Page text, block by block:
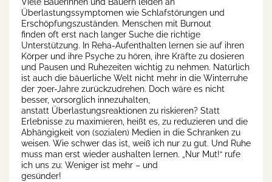
Viele Bäuerinnen und Bauern leiden an
Überlastungssymptomen wie Schlafstörungen und
Erschöpfungszuständen. Menschen mit Burnout
finden oft erst nach langer Suche die richtige
Unterstützung. In Reha-Aufenthalten lernen sie auf ihren
Körper und ihre Psyche zu hören, ihre Kräfte zu dosieren
und Pausen und Ruhezeiten wichtig zu nehmen. Natürlich
ist auch die bäuerliche Welt nicht mehr in die Winterruhe
der 70er-Jahre zurückzudrehen. Doch wäre es nicht
besser, vorsorglich innezuhalten,
anstatt Überlastungsreaktionen zu riskieren? Statt
Erlebnisse zu maximieren, heißt es, zu reduzieren und die
Abhängigkeit von (sozialen) Medien in die Schranken zu
weisen. Wie schwer das ist, weiß ich nur zu gut. Und Ruhe
muss man erst wieder aushalten lernen. „Nur Mut!“ rufe
ich uns zu: Weniger ist mehr – und
gesünder!